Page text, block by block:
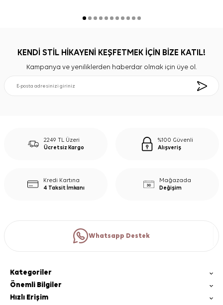
KENDİ STİL HİKAYENİ KEŞFETMEK İÇİN BİZE KATIL!
Kampanya ve yeniliklerden haberdar olmak için üye ol.
2249 TL Üzeri
Ücretsiz Kargo
%100 Güvenli
Alışveriş
Kredi Kartına
4 Taksit İmkanı
Mağazada
Değişim
Whatsapp Destek
Kategoriler
Önemli Bilgiler
Hızlı Erişim